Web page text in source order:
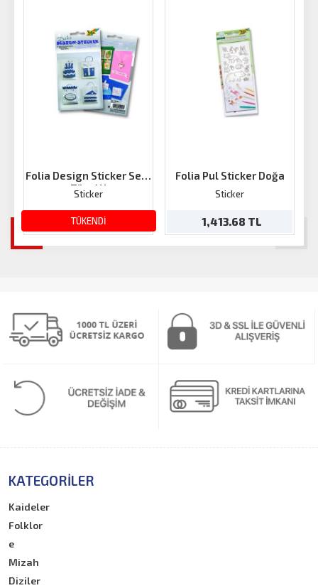
TÜKENDİ
Folia Design Sticker Set 1
Tüm Yıl
Sticker
143.03 TL
Folia Pul Sticker Doğa
Sticker
1,413.68 TL
KATEGORILER
Kaideler
Folklor
e
Mizah
Diziler